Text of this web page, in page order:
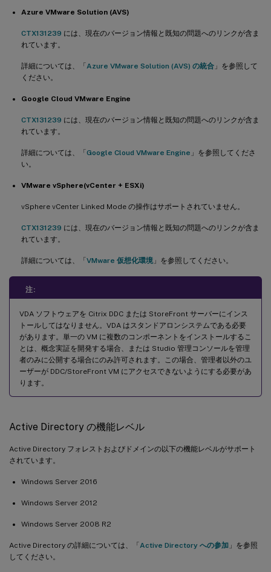
Azure VMware Solution (AVS)
CTX131239 には、現在のバージョン情報と既知の問題へのリンクが含ま
れています。
詳細については、「Azure VMware Solution (AVS) の統合 」を参照して
ください。
Google Cloud VMware Engine
CTX131239 には、現在のバージョン情報と既知の問題へのリンクが含ま
れています。
詳細については、「Google Cloud VMware Engine 」を参照してくださ
い。
VMware vSphere(vCenter + ESXi)
vSphere vCenter Linked Mode の操作はサポートされていません。
CTX131239 には、現在のバージョン情報と既知の問題へのリンクが含ま
れています。
詳細については、「VMware 仮想化環境 」を参照してください。
注:
VDA ソフトウェアを Citrix DDC または StoreFront サーバーにインス
トールしてはなりません。VDA はスタンドアロンシステムである必要
があります。単一の VM に複数のコンポーネントをインストールするこ
とは、概念実証を開発する場合、または Studio 管理コンソールを管理
者のみに公開する場合にのみ許可されます。この場合、管理者以外のユ
ーザーが DDC/StoreFront VM にアクセスできないようにする必要があ
ります。
Active Directory の機能レベル
Active Directory フォレストおよびドメインの以下の機能レベルがサポート
されています。
Windows Server 2016
Windows Server 2012
Windows Server 2008 R2
Active Directory の詳細については、「Active Directory への参加 」を参照
してください。